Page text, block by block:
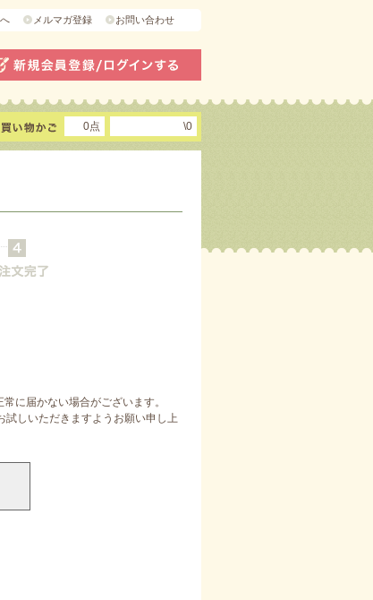
メルマガ登録 お問い合わせ
0点 \0
に届かない場合がございます。
しいただきますようお願い申し上